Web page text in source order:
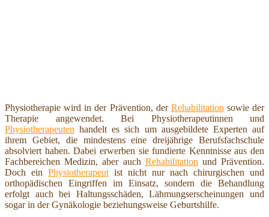
Physiotherapie wird in der Prävention, der Rehabilitation sowie der
Therapie angewendet. Bei Physiotherapeutinnen und
Physiotherapeuten handelt es sich um ausgebildete Experten auf
ihrem Gebiet, die mindestens eine dreijährige Berufsfachschule
absolviert haben. Dabei erwerben sie fundierte Kenntnisse aus den
Fachbereichen Medizin, aber auch Rehabilitation und Prävention.
Doch ein Physiotherapeut ist nicht nur nach chirurgischen und
orthopädischen Eingriffen im Einsatz, sondern die Behandlung
erfolgt auch bei Haltungsschäden, Lähmungserscheinungen und
sogar in der Gynäkologie beziehungsweise Geburtshilfe.